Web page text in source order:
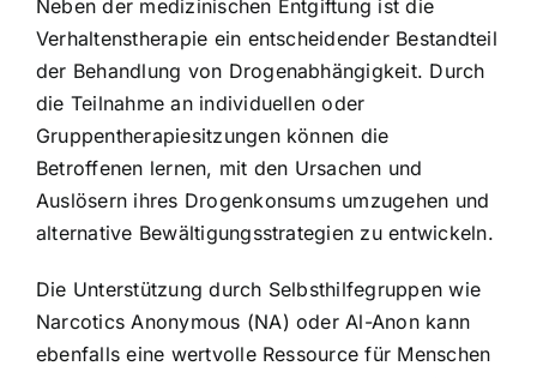
Neben der medizinischen Entgiftung ist die
Verhaltenstherapie ein entscheidender Bestandteil
der Behandlung von Drogenabhängigkeit. Durch
die Teilnahme an individuellen oder
Gruppentherapiesitzungen können die
Betroffenen lernen, mit den Ursachen und
Auslösern ihres Drogenkonsums umzugehen und
alternative Bewältigungsstrategien zu entwickeln.
Die Unterstützung durch Selbsthilfegruppen wie
Narcotics Anonymous (NA) oder Al-Anon kann
ebenfalls eine wertvolle Ressource für Menschen